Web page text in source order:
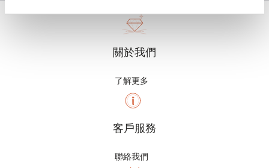
關於我們
了解更多
客戶服務
聯絡我們